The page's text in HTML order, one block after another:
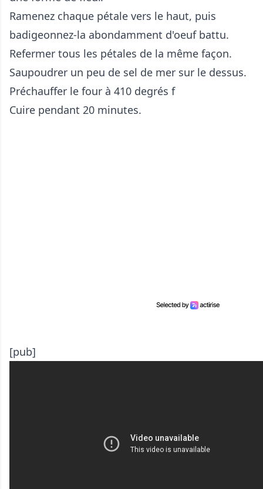
Ramenez chaque pétale vers le haut, puis
badigeonnez-la abondamment d'oeuf battu.
Refermer tous les pétales de la même façon.
Saupoudrer un peu de sel de mer sur le dessus.
Préchauffer le four à 410 degrés f
Cuire pendant 20 minutes.
[pub]